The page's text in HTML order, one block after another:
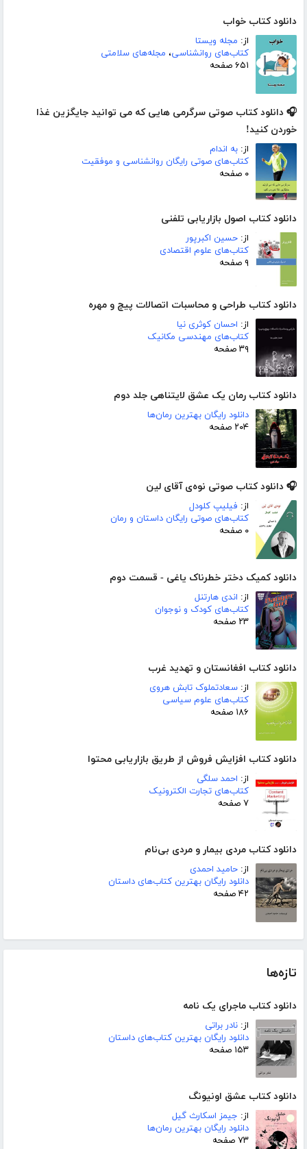
دانلود کتاب خواب
از: مجله ویستا
کتاب‌های روانشناسی، مجله‌های سلامتی
۶۵۱ صفحه
🎧 دانلود کتاب صوتی سرگرمی هایی که می توانید جایگزین غذا
خوردن کنید!
از: به اندام
کتاب‌های صوتی رایگان روانشناسی و موفقیت
۰ صفحه
دانلود کتاب اصول بازاریابی تلفنی
از: حسین اکبرپور
کتاب‌های علوم اقتصادی
۹ صفحه
دانلود کتاب طراحی و محاسبات اتصالات پیچ و مهره
از: احسان کوثری نیا
کتاب‌های مهندسی مکانیک
۳۹ صفحه
دانلود کتاب رمان یک عشق لایتناهی جلد دوم
دانلود رایگان بهترین رمان‌ها
۲۰۴ صفحه
🎧 دانلود کتاب صوتی نوه‌ی آقای لین
از: فیلیپ کلودل
کتاب‌های صوتی رایگان داستان و رمان
۰ صفحه
دانلود کمیک دختر خطرناک یاغی - قسمت دوم
از: اندی هارتنل
کتاب‌های کودک و نوجوان
۲۳ صفحه
دانلود کتاب افغانستان و تهدید غرب
از: سعادتملوک تابش هروی
کتاب‌های علوم سیاسی
۱۸۶ صفحه
دانلود کتاب افزایش فروش از طریق بازاریابی محتوا
از: احمد سلگی
کتاب‌های تجارت الکترونیک
۷ صفحه
دانلود کتاب مردی بیمار و مردی بی‌نام
از: حامید احمدی
دانلود رایگان بهترین کتاب‌های داستان
۴۲ صفحه
تازه‌ها
دانلود کتاب ماجرای یک نامه
از: نادر براتی
دانلود رایگان بهترین کتاب‌های داستان
۱۵۳ صفحه
دانلود کتاب عشق اونیونگ
از: جیمز اسکارث گیل
دانلود رایگان بهترین رمان‌ها
۷۳ صفحه